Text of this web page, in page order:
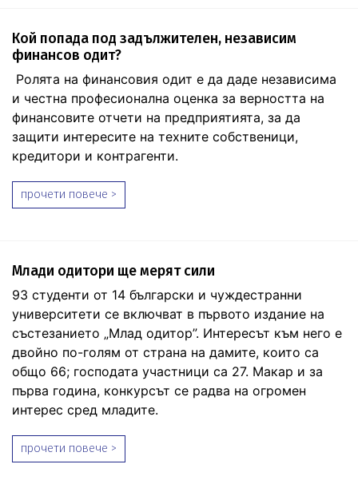
Кой попада под задължителен, независим
финансов одит?
Ролята на финансовия одит е да даде независима
и честна професионална оценка за верността на
финансовите отчети на предприятията, за да
защити интересите на техните собственици,
кредитори и контрагенти.
прочети повече >
Млади одитори ще мерят сили
93 студенти от 14 български и чуждестранни
университети се включват в първото издание на
състезанието „Млад одитор”. Интересът към него е
двойно по-голям от страна на дамите, които са
общо 66; господата участници са 27. Макар и за
първа година, конкурсът се радва на огромен
интерес сред младите.
прочети повече >